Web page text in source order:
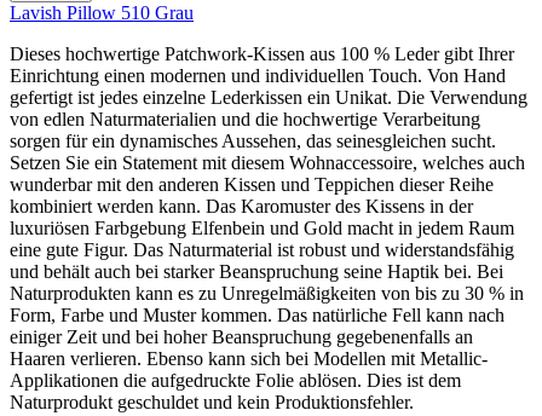
Lavish Pillow 510 Grau
Dieses hochwertige Patchwork-Kissen aus 100 % Leder gibt Ihrer
Einrichtung einen modernen und individuellen Touch. Von Hand
gefertigt ist jedes einzelne Lederkissen ein Unikat. Die Verwendung
von edlen Naturmaterialien und die hochwertige Verarbeitung
sorgen für ein dynamisches Aussehen, das seinesgleichen sucht.
Setzen Sie ein Statement mit diesem Wohnaccessoire, welches auch
wunderbar mit den anderen Kissen und Teppichen dieser Reihe
kombiniert werden kann. Das Karomuster des Kissens in der
luxuriösen Farbgebung Elfenbein und Gold macht in jedem Raum
eine gute Figur. Das Naturmaterial ist robust und widerstandsfähig
und behält auch bei starker Beanspruchung seine Haptik bei. Bei
Naturprodukten kann es zu Unregelmäßigkeiten von bis zu 30 % in
Form, Farbe und Muster kommen. Das natürliche Fell kann nach
einiger Zeit und bei hoher Beanspruchung gegebenenfalls an
Haaren verlieren. Ebenso kann sich bei Modellen mit Metallic-
Applikationen die aufgedruckte Folie ablösen. Dies ist dem
Naturprodukt geschuldet und kein Produktionsfehler.